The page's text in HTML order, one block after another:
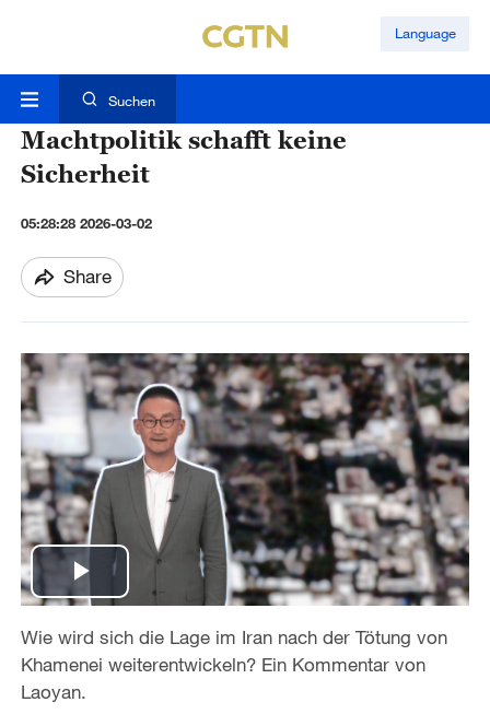
Language
Suchen
Machtpolitik schafft keine
Sicherheit
05:28:28 2026-03-02
Share
P
l
a
Wie wird sich die Lage im Iran nach der Tötung von
Khamenei weiterentwickeln? Ein Kommentar von
Laoyan.